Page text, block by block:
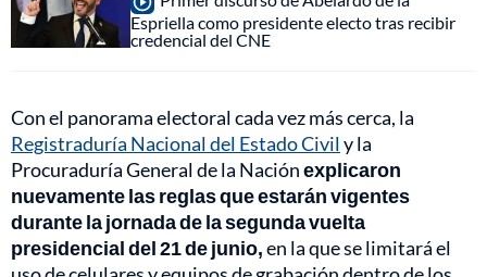
Espriella como presidente electo tras recibir
credencial del CNE
Con el panorama electoral cada vez más cerca, la
Registraduría Nacional del Estado Civily la
Procuraduría General de la Naciónexplicaron
nuevamente las reglas que estarán vigentes
durante la jornada de la segunda vuelta
presidencial del 21 de junio,en la que se limitará el